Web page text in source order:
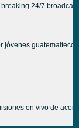
24/7
jóvenes
en vivo de